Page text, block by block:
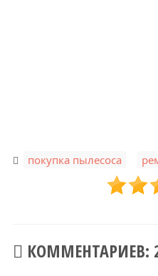
покупка пылесоса
КОММЕНТАРИЕВ: